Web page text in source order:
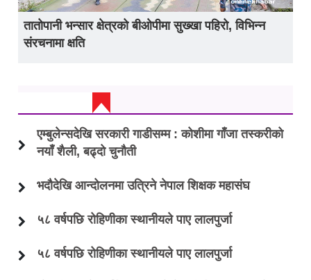
तातोपानी भन्सार क्षेत्रको बीओपीमा सुख्खा पहिरो, विभिन्न
संरचनामा क्षति
एम्बुलेन्सदेखि सरकारी गाडीसम्म : कोशीमा गाँजा तस्करीको
नयाँ शैली, बढ्दो चुनौती
भदौदेखि आन्दोलनमा उत्रिने नेपाल शिक्षक महासंघ
५८ वर्षपछि रोहिणीका स्थानीयले पाए लालपुर्जा
५८ वर्षपछि रोहिणीका स्थानीयले पाए लालपुर्जा